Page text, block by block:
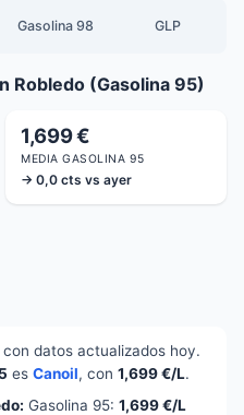
Gasolina 98 GLP
Robledo (Gasolina 95)
1,699 €
MEDIA GASOLINA 95
→ 0,0 cts vs ayer
con datos actualizados hoy.
es Canoil, con 1,699 €/L.
Gasolina 95: 1,699 €/L